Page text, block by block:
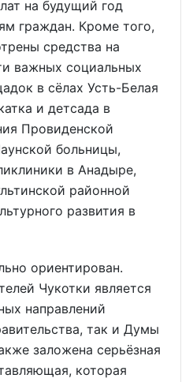
на будущий год
граждан. Кроме того,
средства на
важных социальных
в сёлах Усть-Белая
и детсада в
Провиденской
больницы,
в Анадыре,
районной
развития в
ориентирован.
Чукотки является
направлений
так и Думы
заложена серьёзная
которая